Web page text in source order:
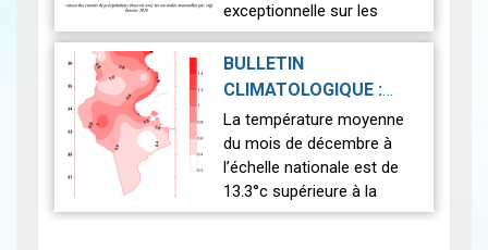
exceptionnelle sur les
régions du nord et du
centre, générant des
impacts hydrologiques
BULLETIN
CLIMATOLOGIQUE :
DÉCEMBRE 2025|
2026-01-30
La température moyenne
du mois de décembre à
l’échelle nationale est de
13.3°c supérieure à la
normale (12.5°c). Cela